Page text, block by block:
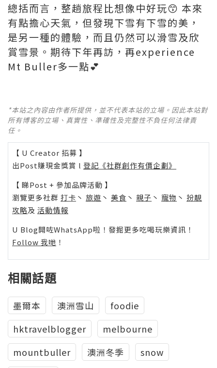
總括而言，整趟旅程比想像中好玩😙 本來
有點擔心天氣，但發現下雪有下雪的美，
是另一種的體驗，而且仍然可以滑雪及欣
賞雪景。期待下年再訪，再experience
Mt Buller多一點💕
*本站之內容由作者所提供，並不代表本站的立場。因此本站對
所有博客的立場、真實性、準確性及完整性不負任何法律責
任。
【 U Creator 招募 】
出Post賺現金獎賞 l 登記《社群創作有價企劃》
【 睇Post + 參加品牌活動 】
瀏覽更多社群 打卡 丶 旅遊 丶 美食 丶 親子 丶 寵物 丶 扮靚
攻略及 活動情報
U Blog開咗WhatsApp啦！發掘更多吃喝玩樂資訊！
Follow 我哋 ！
相關話題
墨爾本 澳洲雪山
foodie
hktravelblogger
melbourne
mountbuller
澳洲冬季
snow